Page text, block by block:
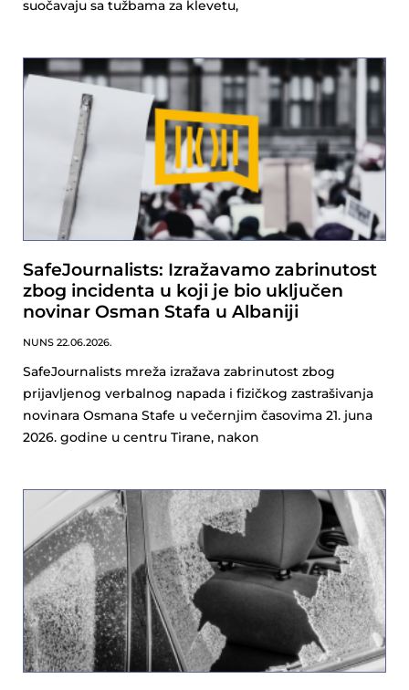
suočavaju sa tužbama za klevetu,
SafeJournalists: Izražavamo zabrinutost
zbog incidenta u koji je bio uključen
novinar Osman Stafa u Albaniji
NUNS 22.06.2026.
SafeJournalists mreža izražava zabrinutost zbog
prijavljenog verbalnog napada i fizičkog zastrašivanja
novinara Osmana Stafe u večernjim časovima 21. juna
2026. godine u centru Tirane, nakon